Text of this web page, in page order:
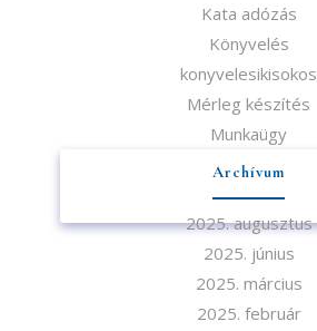
Kata adózás
Könyvelés
konyvelesikisokos
Mérleg készítés
Munkaügy
Archívum
2025. augusztus
2025. június
2025. március
2025. február